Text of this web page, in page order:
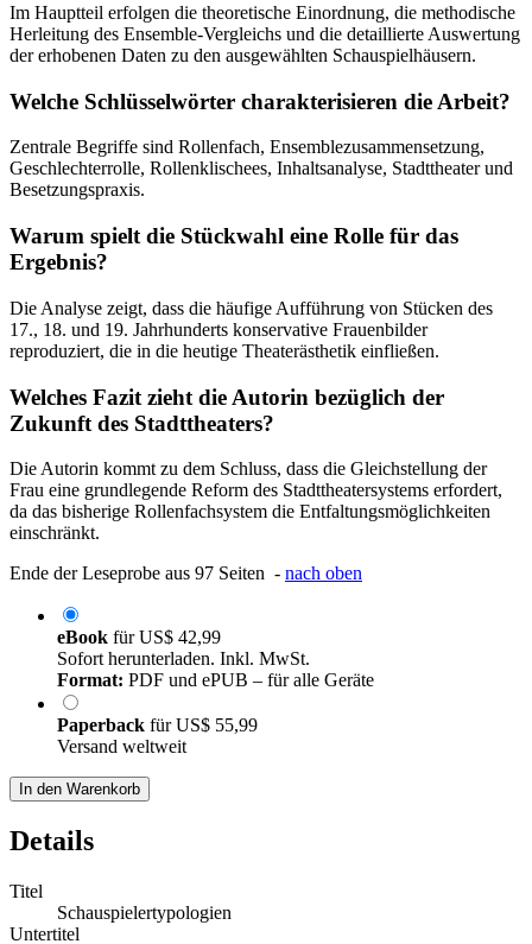
Im Hauptteil erfolgen die theoretische Einordnung, die methodische
Herleitung des Ensemble-Vergleichs und die detaillierte Auswertung
der erhobenen Daten zu den ausgewählten Schauspielhäusern.
Welche Schlüsselwörter charakterisieren die Arbeit?
Zentrale Begriffe sind Rollenfach, Ensemblezusammensetzung,
Geschlechterrolle, Rollenklischees, Inhaltsanalyse, Stadttheater und
Besetzungspraxis.
Warum spielt die Stückwahl eine Rolle für das
Ergebnis?
Die Analyse zeigt, dass die häufige Aufführung von Stücken des
17., 18. und 19. Jahrhunderts konservative Frauenbilder
reproduziert, die in die heutige Theaterästhetik einfließen.
Welches Fazit zieht die Autorin bezüglich der
Zukunft des Stadttheaters?
Die Autorin kommt zu dem Schluss, dass die Gleichstellung der
Frau eine grundlegende Reform des Stadttheatersystems erfordert,
da das bisherige Rollenfachsystem die Entfaltungsmöglichkeiten
einschränkt.
Ende der Leseprobe aus 97 Seiten - nach oben
eBook fürUS$ 42,99
Sofort herunterladen. Inkl. MwSt.
Format: PDF und ePUB – für alle Geräte
Paperback fürUS$ 55,99
Versand weltweit
In den Warenkorb
Details
Titel
Schauspielertypologien
Untertitel